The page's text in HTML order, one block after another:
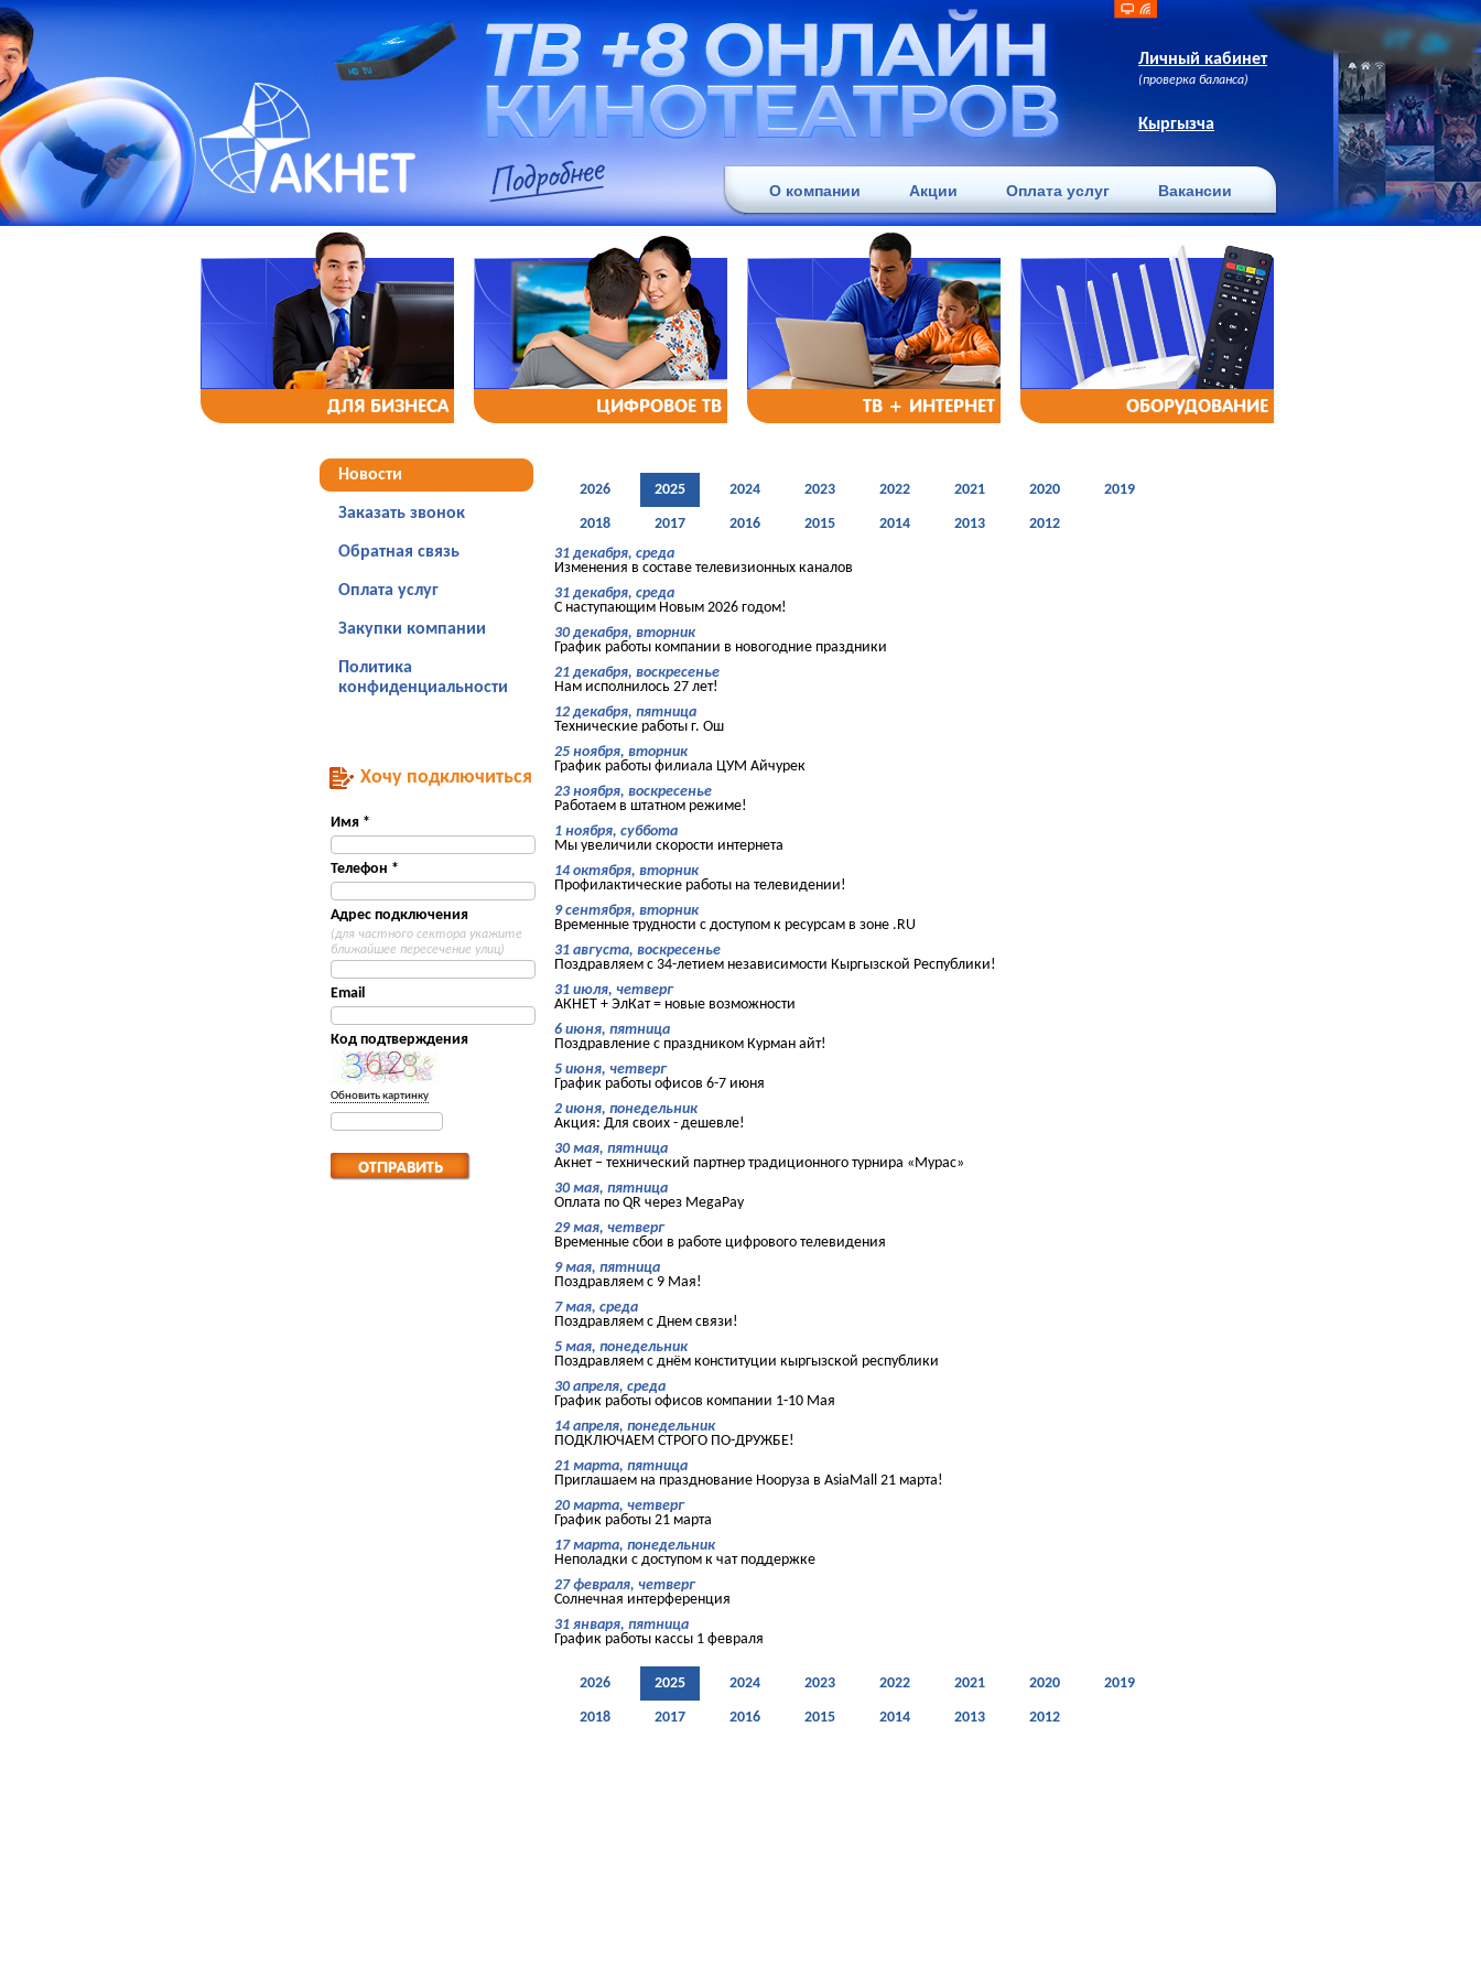
Личный кабинет
(проверка баланса)
Кыргызча
О компании Акции Оплата услуг Вакансии
ДЛЯ БИЗНЕСА ЦИФРОВОЕ ТВ ТВ + ИНТЕРНЕТ ОБОРУДОВАНИЕ
Новости
Заказать звонок
Обратная связь
Оплата услуг
Закупки компании
Политика
конфиденциальности
Хочу подключиться
Имя *
Телефон *
Адрес подключения
(для частного сектора укажите
ближайшее пересечение улиц)
Email
Код подтверждения
Обновить картинку
2026 2025 2024 2023 2022 2021 2020 2019
2018 2017 2016 2015 2014 2013
2012
31 декабря, среда
Изменения в составе телевизионных каналов
31 декабря, среда
С наступающим Новым 2026 годом!
30 декабря, вторник
График работы компании в новогодние праздники
21 декабря, воскресенье
Нам исполнилось 27 лет!
12 декабря, пятница
Технические работы г. Ош
25 ноября, вторник
График работы филиала ЦУМ Айчурек
23 ноября, воскресенье
Работаем в штатном режиме!
1 ноября, суббота
Мы увеличили скорости интернета
14 октября, вторник
Профилактические работы на телевидении!
9 сентября, вторник
Временные трудности с доступом к ресурсам в зоне .RU
31 августа, воскресенье
Поздравляем с 34-летием независимости Кыргызской Республики!
31 июля, четверг
АКНЕТ + ЭлКат = новые возможности
6 июня, пятница
Поздравление с праздником Курман айт!
5 июня, четверг
График работы офисов 6-7 июня
2 июня, понедельник
Акция: Для своих - дешевле!
30 мая, пятница
Акнет – технический партнер традиционного турнира «Мурас»
30 мая, пятница
Оплата по QR через MegaPay
29 мая, четверг
Временные сбои в работе цифрового телевидения
9 мая, пятница
Поздравляем с 9 Мая!
7 мая, среда
Поздравляем с Днем связи!
5 мая, понедельник
Поздравляем с днём конституции кыргызской республики
30 апреля, среда
График работы офисов компании 1-10 Мая
14 апреля, понедельник
ПОДКЛЮЧАЕМ СТРОГО ПО-ДРУЖБЕ!
21 марта, пятница
Приглашаем на празднование Нооруза в AsiaMall 21 марта!
20 марта, четверг
График работы 21 марта
17 марта, понедельник
Неполадки с доступом к чат поддержке
27 февраля, четверг
Солнечная интерференция
31 января, пятница
График работы кассы 1 февраля
2026 2025 2024 2023 2022 2021 2020 2019
2018 2017 2016 2015 2014 2013 2012